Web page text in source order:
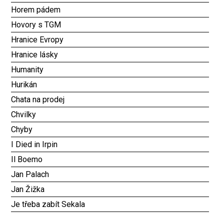
Horem pádem
Hovory s TGM
Hranice Evropy
Hranice lásky
Humanity
Hurikán
Chata na prodej
Chvilky
Chyby
I Died in Irpin
Il Boemo
Jan Palach
Jan Žižka
Je třeba zabít Sekala